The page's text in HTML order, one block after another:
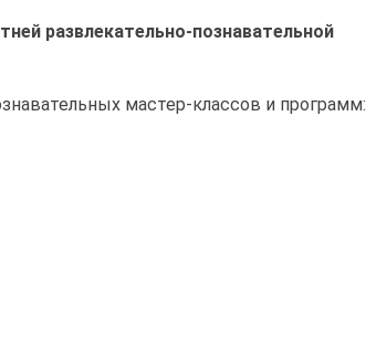
развлекательно-познавательной
мастер-классов и программ: